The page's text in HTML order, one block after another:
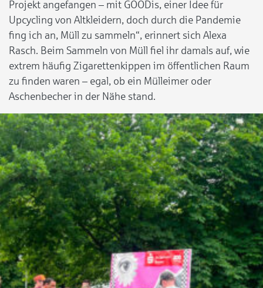
Projekt angefangen – mit GOODis, einer Idee für
Upcycling von Altkleidern, doch durch die Pandemie
fing ich an, Müll zu sammeln“, erinnert sich Alexa
Rasch. Beim Sammeln von Müll fiel ihr damals auf, wie
extrem häufig Zigarettenkippen im öffentlichen Raum
zu finden waren – egal, ob ein Mülleimer oder
Aschenbecher in der Nähe stand.